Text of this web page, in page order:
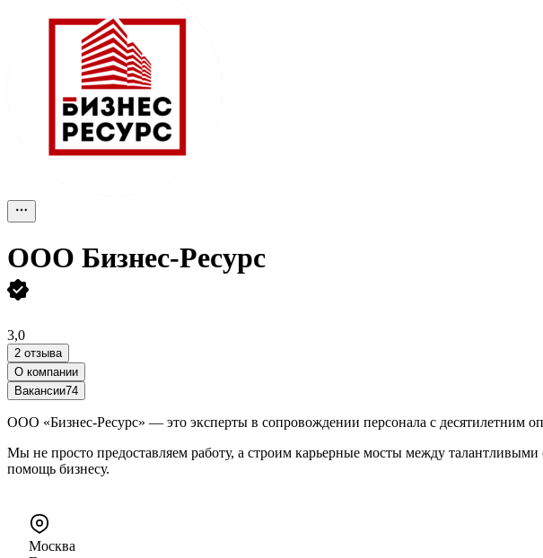
ООО Бизнес-Ресурс
3,0
2 отзыва
О компании
Вакансии74
ООО «Бизнес-Ресурс» — это эксперты в сопровождении персонала с десятилетним
Мы не просто предоставляем работу, а строим карьерные мосты между
помощь бизнесу.
Москва